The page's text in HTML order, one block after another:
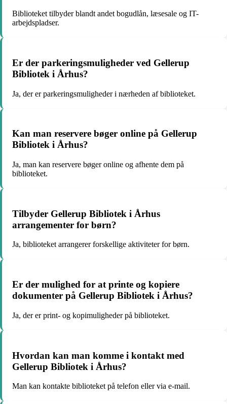
Biblioteket tilbyder blandt andet bogudlån, læsesale og IT-
arbejdspladser.
Er der parkeringsmuligheder ved Gellerup
Bibliotek i Århus?
Ja, der er parkeringsmuligheder i nærheden af biblioteket.
Kan man reservere bøger online på Gellerup
Bibliotek i Århus?
Ja, man kan reservere bøger online og afhente dem på
biblioteket.
Tilbyder Gellerup Bibliotek i Århus
arrangementer for børn?
Ja, biblioteket arrangerer forskellige aktiviteter for børn.
Er der mulighed for at printe og kopiere
dokumenter på Gellerup Bibliotek i Århus?
Ja, der er print- og kopimuligheder på biblioteket.
Hvordan kan man komme i kontakt med
Gellerup Bibliotek i Århus?
Man kan kontakte biblioteket på telefon eller via e-mail.